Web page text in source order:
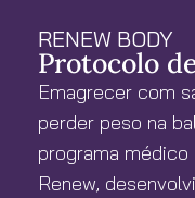
RENEW BODY
Protocolo
Emagrecer com
perder peso na
programa
Renew,